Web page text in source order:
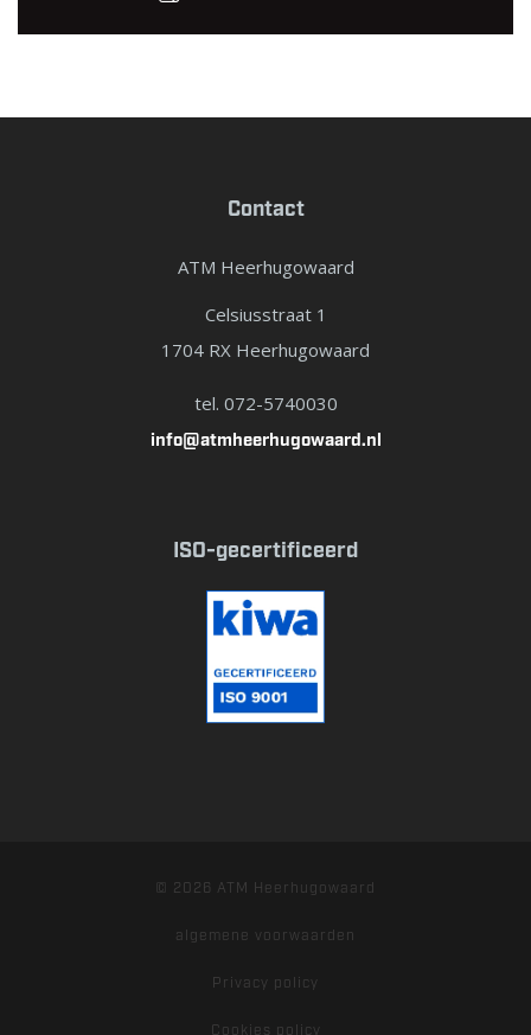
Contact
ATM Heerhugowaard
Celsiusstraat 1
1704 RX Heerhugowaard
tel. 072-5740030
info@atmheerhugowaard.nl
ISO-gecertificeerd
© 2026 ATM Heerhugowaard
algemene voorwaarden
Privacy policy
Cookies policy